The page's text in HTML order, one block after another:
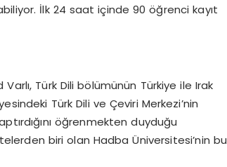
İlk 24 saat içinde 90 öğrenci kayıt
Türk Dili bölümünün Türkiye ile Irak
Türk Dili ve Çeviri Merkezi’nin
öğrenmekten duyduğu
biri olan Hadba Üniversitesi’nin bu